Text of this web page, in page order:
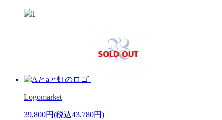
1
Logomarket
39,800円(税込43,780円)